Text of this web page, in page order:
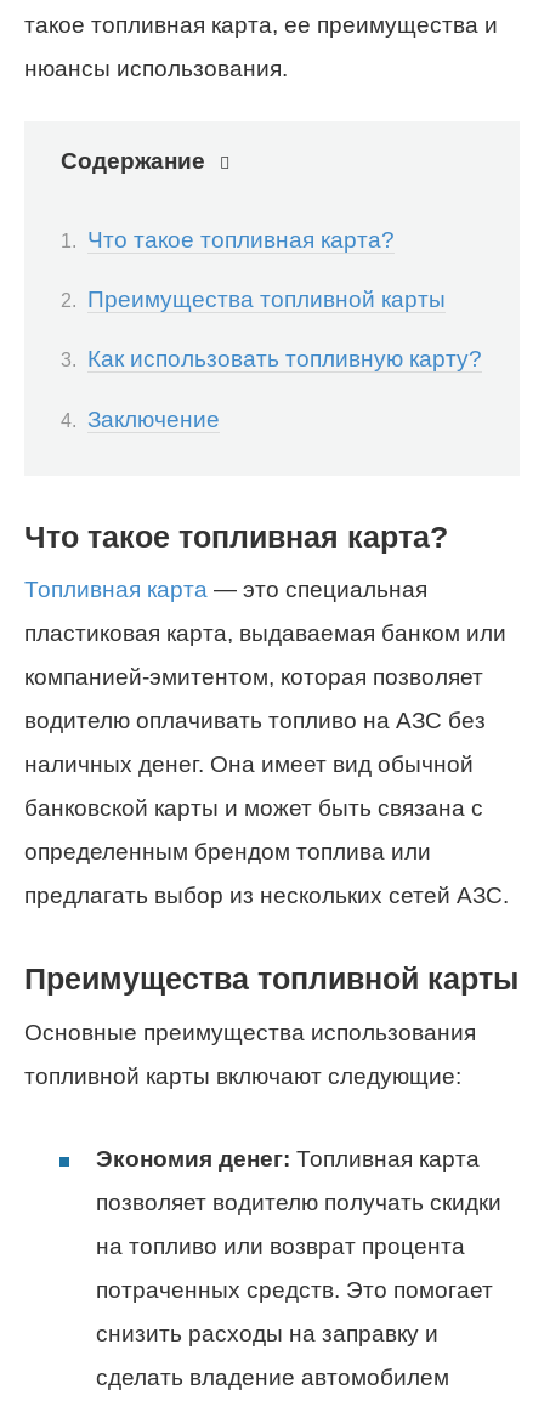
такое топливная карта, ее преимущества и
нюансы использования.
Содержание
Что такое топливная карта?
Преимущества топливной карты
Как использовать топливную карту?
Заключение
Что такое топливная карта?
Топливная карта — это специальная
пластиковая карта, выдаваемая банком или
компанией-эмитентом, которая позволяет
водителю оплачивать топливо на АЗС без
наличных денег. Она имеет вид обычной
банковской карты и может быть связана с
определенным брендом топлива или
предлагать выбор из нескольких сетей АЗС.
Преимущества топливной карты
Основные преимущества использования
топливной карты включают следующие:
Экономия денег: Топливная карта
позволяет водителю получать скидки
на топливо или возврат процента
потраченных средств. Это помогает
снизить расходы на заправку и
сделать владение автомобилем